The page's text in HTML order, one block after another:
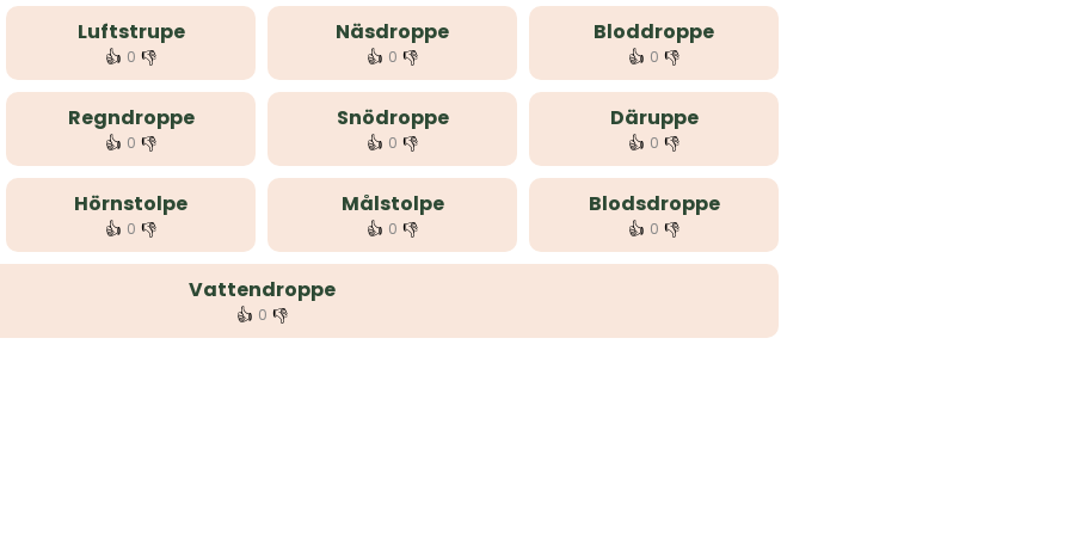
Luftstrupe
👍 0 👎
Näsdroppe
👍 0 👎
Bloddroppe
👍 0 👎
Regndroppe
👍 0 👎
Snödroppe
👍 0 👎
Däruppe
👍 0 👎
Hörnstolpe
👍 0 👎
Målstolpe
👍 0 👎
Blodsdroppe
👍 0 👎
Vattendroppe
👍 0 👎